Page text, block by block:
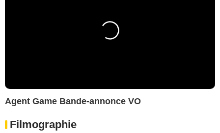
Agent Game Bande-annonce VO
Filmographie